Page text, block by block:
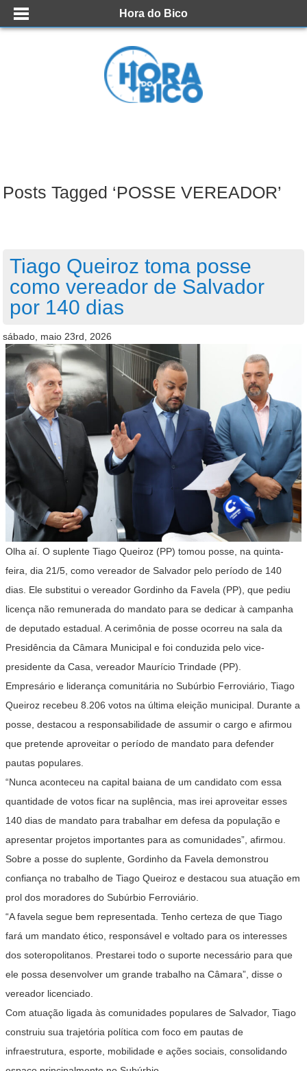
Hora do Bico
Posts Tagged ‘POSSE VEREADOR’
Tiago Queiroz toma posse
como vereador de Salvador
por 140 dias
sábado, maio 23rd, 2026
Olha aí. O suplente Tiago Queiroz (PP) tomou posse, na quinta-
feira, dia 21/5, como vereador de Salvador pelo período de 140
dias. Ele substitui o vereador Gordinho da Favela (PP), que pediu
licença não remunerada do mandato para se dedicar à campanha
de deputado estadual. A cerimônia de posse ocorreu na sala da
Presidência da Câmara Municipal e foi conduzida pelo vice-
presidente da Casa, vereador Maurício Trindade (PP).
Empresário e liderança comunitária no Subúrbio Ferroviário, Tiago
Queiroz recebeu 8.206 votos na última eleição municipal. Durante a
posse, destacou a responsabilidade de assumir o cargo e afirmou
que pretende aproveitar o período de mandato para defender
pautas populares.
“Nunca aconteceu na capital baiana de um candidato com essa
quantidade de votos ficar na suplência, mas irei aproveitar esses
140 dias de mandato para trabalhar em defesa da população e
apresentar projetos importantes para as comunidades”, afirmou.
Sobre a posse do suplente, Gordinho da Favela demonstrou
confiança no trabalho de Tiago Queiroz e destacou sua atuação em
prol dos moradores do Subúrbio Ferroviário.
“A favela segue bem representada. Tenho certeza de que Tiago
fará um mandato ético, responsável e voltado para os interesses
dos soteropolitanos. Prestarei todo o suporte necessário para que
ele possa desenvolver um grande trabalho na Câmara”, disse o
vereador licenciado.
Com atuação ligada às comunidades populares de Salvador, Tiago
construiu sua trajetória política com foco em pautas de
infraestrutura, esporte, mobilidade e ações sociais, consolidando